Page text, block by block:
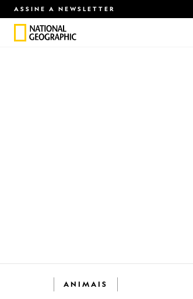
ASSINE A NEWSLETTER
ANIMAIS